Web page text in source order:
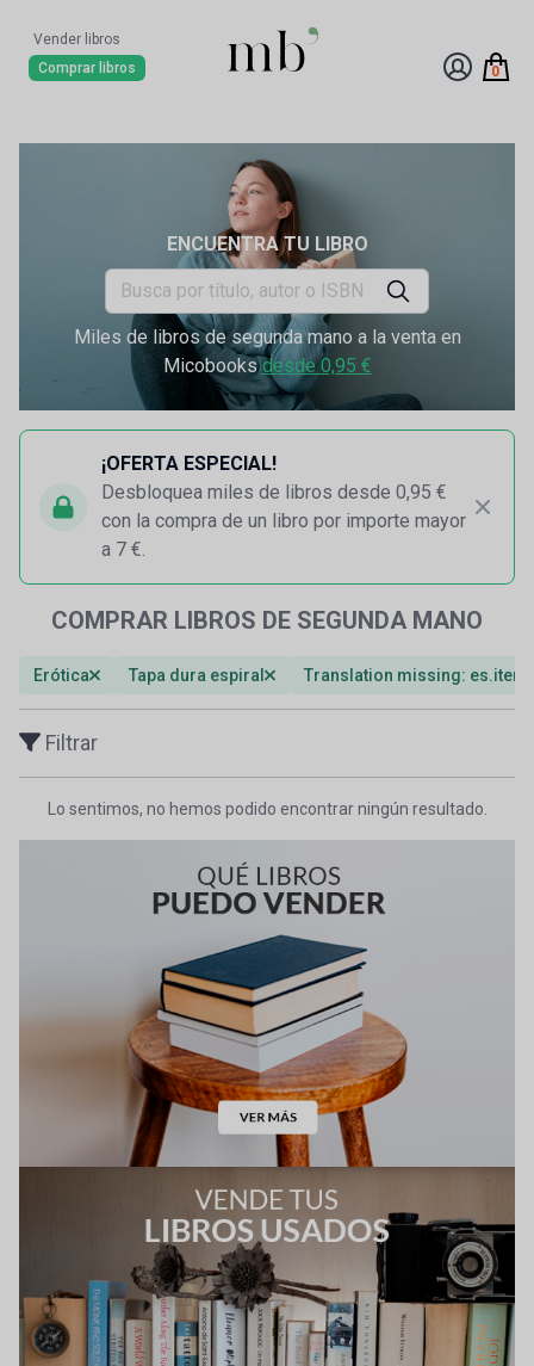
Vender libros
Comprar libros
0
ENCUENTRA TU LIBRO
Miles de libros de segunda mano a la venta en
Micobooksdesde 0,95 €
¡OFERTA ESPECIAL!
Desbloquea miles de libros desde 0,95 €
con la compra de un libro por importe mayor
a 7 €.
COMPRAR LIBROS DE SEGUNDA MANO
Erótica Tapa dura espiral Translation missing:
Filtrar
Lo sentimos, no hemos podido encontrar ningún resultado.